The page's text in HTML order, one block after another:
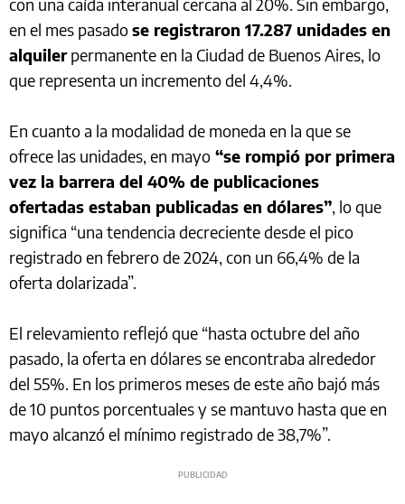
con una caída interanual cercana al 20%. Sin embargo,
en el mes pasadose registraron 17.287 unidades en
alquilerpermanente en la Ciudad de Buenos Aires, lo
que representa un incremento del 4,4%.
En cuanto a la modalidad de moneda en la que se
ofrece las unidades, en mayo “se rompió por primera
vez la barrera del 40% de publicaciones
ofertadas estaban publicadas en dólares”, lo que
significa “una tendencia decreciente desde el pico
registrado en febrero de 2024, con un 66,4% de la
oferta dolarizada”.
El relevamiento reflejó que “hasta octubre del año
pasado, la oferta en dólares se encontraba alrededor
del 55%. En los primeros meses de este año bajó más
de 10 puntos porcentuales y se mantuvo hasta que en
mayo alcanzó el mínimo registrado de 38,7%”.